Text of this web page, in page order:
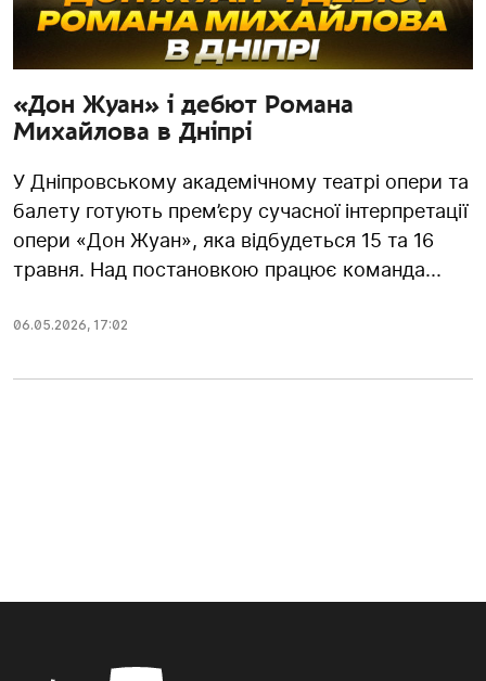
«Дон Жуан» і дебют Романа
Михайлова в Дніпрі
У Дніпровському академічному театрі опери та
балету готують прем’єру сучасної інтерпретації
опери «Дон Жуан», яка відбудеться 15 та 16
травня. Над постановкою працює команда...
06.05.2026, 17:02